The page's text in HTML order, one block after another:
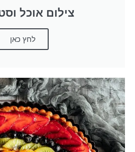
צילום אוכל
לחץ כאן